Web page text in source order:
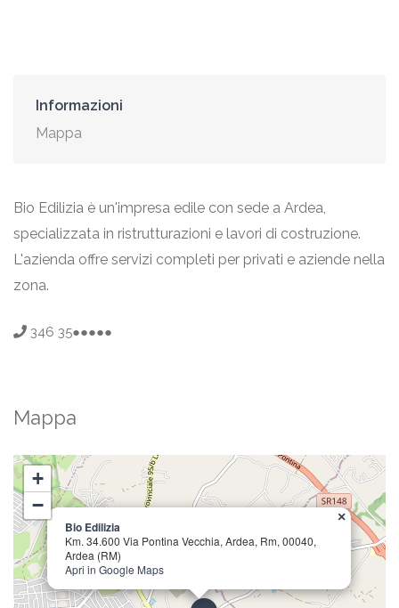
Informazioni
Mappa
Bio Edilizia è un'impresa edile con sede a Ardea,
specializzata in ristrutturazioni e lavori di costruzione.
L'azienda offre servizi completi per privati e aziende nella
zona.
346 35●●●●●
Mappa
Bio Edilizia
Km. 34.600 Via Pontina Vecchia, Ardea, Rm, 00040,
Ardea (RM)
Apri in Google Maps
×
+
−